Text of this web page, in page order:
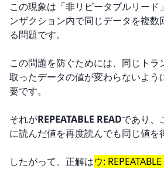
この現象は「非リピータブルリード
ンザクション内で同じデータを複数
る問題です。
この問題を防ぐためには、同じトラ
取ったデータの値が変わらないよう
要です。
それがREPEATABLE READであり、
に読んだ値を再度読んでも同じ値を
したがって、正解はウ: